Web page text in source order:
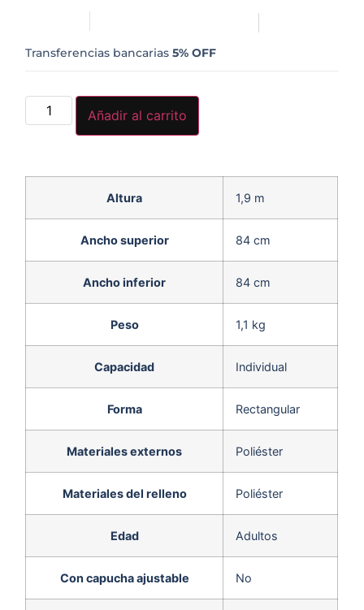
Transferencias bancarias5% OFF
Añadir al carrito
Altura 1,9 m
Ancho superior 84 cm
Ancho inferior 84 cm
Peso 1,1 kg
Capacidad Individual
Forma Rectangular
Materiales externos Poliéster
Materiales del relleno Poliéster
Edad Adultos
Con capucha ajustable No